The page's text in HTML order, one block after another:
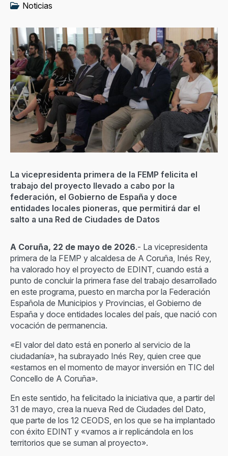
Noticias
La vicepresidenta primera de la FEMP felicita el
trabajo del proyecto llevado a cabo por la
federación, el Gobierno de España y doce
entidades locales pioneras, que permitirá dar el
salto a una Red de Ciudades de Datos
A Coruña, 22 de mayo de 2026.- La vicepresidenta
primera de la FEMP y alcaldesa de A Coruña, Inés Rey,
ha valorado hoy el proyecto de EDINT, cuando está a
punto de concluir la primera fase del trabajo desarrollado
en este programa, puesto en marcha por la Federación
Española de Municipios y Provincias, el Gobierno de
España y doce entidades locales del país, que nació con
vocación de permanencia.
«El valor del dato está en ponerlo al servicio de la
ciudadanía», ha subrayado Inés Rey, quien cree que
«estamos en el momento de mayor inversión en TIC del
Concello de A Coruña».
En este sentido, ha felicitado la iniciativa que, a partir del
31 de mayo, crea la nueva Red de Ciudades del Dato,
que parte de los 12 CEODS, en los que se ha implantado
con éxito EDINT y «vamos a ir replicándola en los
territorios que se suman al proyecto».